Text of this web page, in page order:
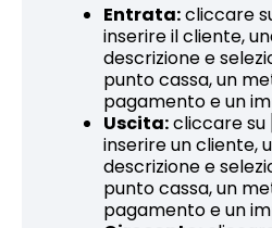
Entrata:cliccare
inserire il cliente,
descrizione e
punto cassa, un
pagamento e un
Uscita:cliccare su
inserire un cliente,
descrizione e
punto cassa, un
pagamento e un